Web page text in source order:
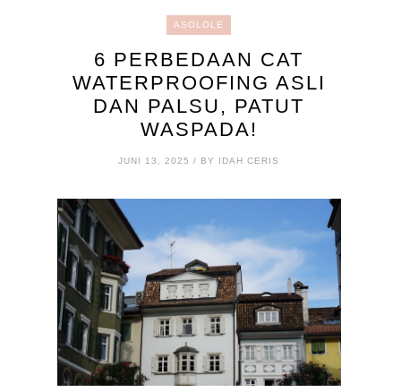
ASOLOLE
6 PERBEDAAN CAT
WATERPROOFING ASLI
DAN PALSU, PATUT
WASPADA!
JUNI 13, 2025 / BY IDAH CERIS